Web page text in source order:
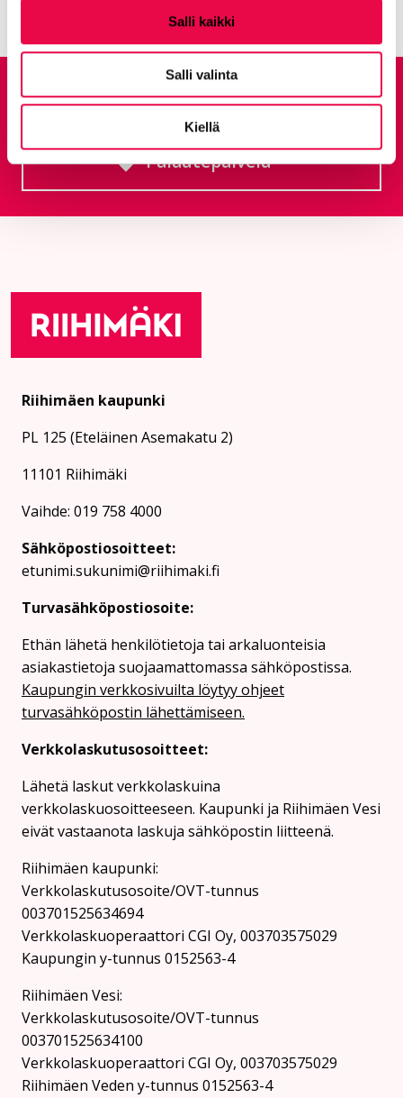
Salli kaikki
Salli valinta
Kiellä
Anna palautetta
Palautepalvelu
Siirtyy ulkoiselle
Riihimäen kaupunki
PL 125 (Eteläinen Asemakatu 2)
11101 Riihimäki
Vaihde: 019 758 4000
Sähköpostiosoitteet:
etunimi.sukunimi@riihimaki.fi
Turvasähköpostiosoite:
Ethän lähetä henkilötietoja tai arkaluonteisia
asiakastietoja suojaamattomassa sähköpostissa.
Kaupungin verkkosivuilta löytyy ohjeet
turvasähköpostin lähettämiseen.
Verkkolaskutusosoitteet:
Lähetä laskut verkkolaskuina
verkkolaskuosoitteeseen. Kaupunki ja Riihimäen Vesi
eivät vastaanota laskuja sähköpostin liitteenä.
Riihimäen kaupunki:
Verkkolaskutusosoite/OVT-tunnus
003701525634694
Verkkolaskuoperaattori CGI Oy, 003703575029
Kaupungin y-tunnus 0152563-4
Rii­hi­mäen Vesi:
Verkkolaskutusosoite/OVT-tunnus
003701525634100
Verkkolaskuoperaattori CGI Oy, 003703575029
Riihimäen Veden y-tunnus 0152563-4